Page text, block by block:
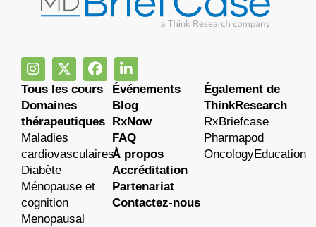
Tous les cours
Domaines
thérapeutiques
Maladies
cardiovasculaires
Diabète
Ménopause et
cognition
Menopausal
Événements
Blog
RxNow
FAQ
À propos
Accréditation
Partenariat
Contactez-nous
Également de
ThinkResearch
RxBriefcase
Pharmapod
OncologyEducation